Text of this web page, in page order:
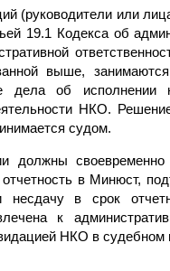
(руководители или
19.1 Кодекса об
выше,
дела об исполнении
НКО.
судом.
должны
в Минюст,
несдачу в срок
к
НКО в судебном